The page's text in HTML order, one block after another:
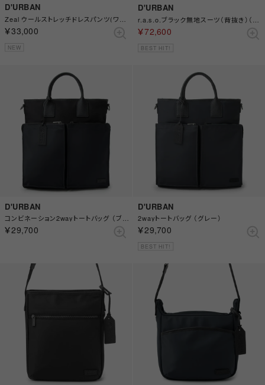
D'URBAN
￥33,000
NEW
D'URBAN
￥72,600
BEST HIT!
D'URBAN
￥29,700
D'URBAN
2wayトートバッグ （グレー）
￥29,700
BEST HIT!